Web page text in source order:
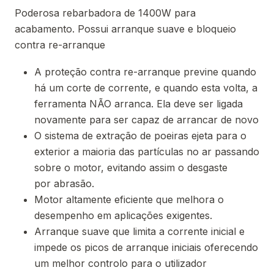
Poderosa rebarbadora de 1400W para
acabamento. Possui arranque suave e bloqueio
contra re-arranque
A proteção contra re-arranque previne quando
há um corte de corrente, e quando esta volta, a
ferramenta NÃO arranca. Ela deve ser ligada
novamente para ser capaz de arrancar de novo
O sistema de extração de poeiras ejeta para o
exterior a maioria das partículas no ar passando
sobre o motor, evitando assim o desgaste
por abrasão.
Motor altamente eficiente que melhora o
desempenho em aplicações exigentes.
Arranque suave que limita a corrente inicial e
impede os picos de arranque iniciais oferecendo
um melhor controlo para o utilizador